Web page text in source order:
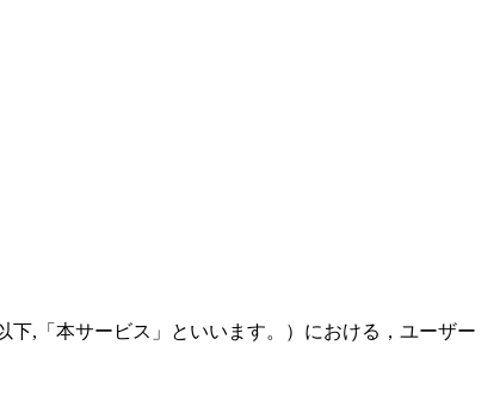
,「本サービス」といいます。）における，ユーザー